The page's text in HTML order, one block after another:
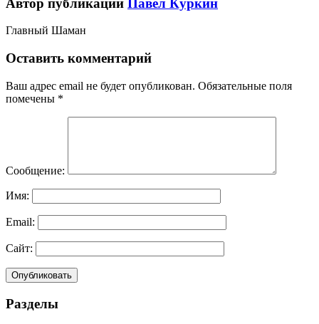
Главный Шаман
Оставить комментарий
Ваш адрес email не будет опубликован. Обязательные поля
помечены *
Сообщение:
Имя:
Email:
Сайт:
Разделы